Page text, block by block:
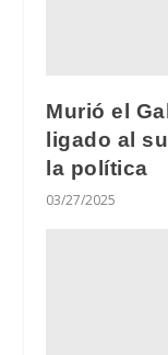
Murió el
ligado al
la política
03/27/2025